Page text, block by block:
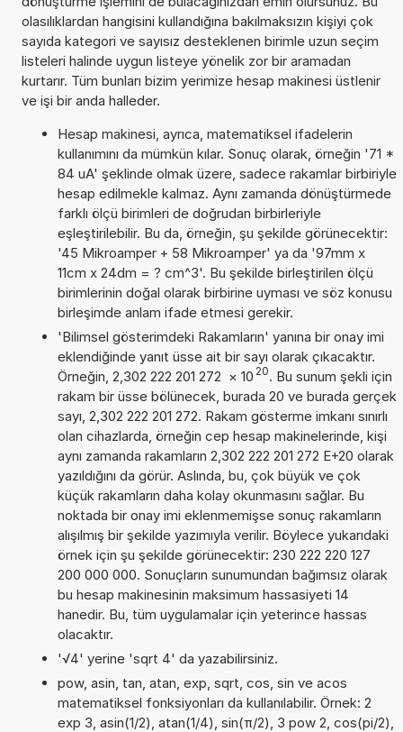
olasılıklardan hangisini kullandığına bakılmaksızın kişiyi çok
sayıda kategori ve sayısız desteklenen birimle uzun seçim
listeleri halinde uygun listeye yönelik zor bir aramadan
kurtarır. Tüm bunları bizim yerimize hesap makinesi üstlenir
ve işi bir anda halleder.
Hesap makinesi, ayrıca, matematiksel ifadelerin
kullanımını da mümkün kılar. Sonuç olarak, örneğin '71 *
84 uA' şeklinde olmak üzere, sadece rakamlar birbiriyle
hesap edilmekle kalmaz. Aynı zamanda dönüştürmede
farklı ölçü birimleri de doğrudan birbirleriyle
eşleştirilebilir. Bu da, örneğin, şu şekilde görünecektir:
'45 Mikroamper + 58 Mikroamper' ya da '97mm x
11cm x 24dm = ? cm^3'. Bu şekilde birleştirilen ölçü
birimlerinin doğal olarak birbirine uyması ve söz konusu
birleşimde anlam ifade etmesi gerekir.
'Bilimsel gösterimdeki Rakamların' yanına bir onay imi
eklendiğinde yanıt üsse ait bir sayı olarak çıkacaktır.
Örneğin, 2,302 222 201 272 × 10 20. Bu sunum şekli için
rakam bir üsse bölünecek, burada 20 ve burada gerçek
sayı, 2,302 222 201 272. Rakam gösterme imkanı sınırlı
olan cihazlarda, örneğin cep hesap makinelerinde, kişi
aynı zamanda rakamların 2,302 222 201 272 E+20 olarak
yazıldığını da görür. Aslında, bu, çok büyük ve çok
küçük rakamların daha kolay okunmasını sağlar. Bu
noktada bir onay imi eklenmemişse sonuç rakamların
alışılmış bir şekilde yazımıyla verilir. Böylece yukarıdaki
örnek için şu şekilde görünecektir: 230 222 220 127
200 000 000. Sonuçların sunumundan bağımsız olarak
bu hesap makinesinin maksimum hassasiyeti 14
hanedir. Bu, tüm uygulamalar için yeterince hassas
olacaktır.
'√4' yerine 'sqrt 4' da yazabilirsiniz.
pow, asin, tan, atan, exp, sqrt, cos, sin ve acos
matematiksel fonksiyonları da kullanılabilir. Örnek: 2
exp 3, asin(1/2), atan(1/4), sin(π/2), 3 pow 2, cos(pi/2),